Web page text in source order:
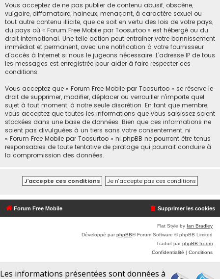
Vous acceptez de ne pas publier de contenu abusif, obscène,
vulgaire, diffamatoire, haineux, menaçant, à caractère sexuel ou
tout autre contenu illicite, que ce soit en vertu des lois de votre pays,
du pays où « Forum Free Mobile par Toosurtoo » est hébergé ou du
droit international. Une telle action peut entraîner votre bannissement
immédiat et permanent, avec une notification à votre fournisseur
d’accès à Internet si nous le jugeons nécessaire. L’adresse IP de tous
les messages est enregistrée pour aider à faire respecter ces
conditions.
Vous acceptez que « Forum Free Mobile par Toosurtoo » se réserve le
droit de supprimer, modifier, déplacer ou verrouiller n’importe quel
sujet à tout moment, à notre seule discrétion. En tant que membre,
vous acceptez que toutes les informations que vous saisissez soient
stockées dans une base de données. Bien que ces informations ne
soient pas divulguées à un tiers sans votre consentement, ni
« Forum Free Mobile par Toosurtoo » ni phpBB ne pourront être tenus
responsables de toute tentative de piratage qui pourrait conduire à
la compromission des données.
Forum Free Mobile Supprimer les cookies
Flat Style by Ian Bradley
Développé parphpBB® Forum Software © phpBB Limited
Traduit parphpBB-fr.com
Confidentialité | Conditions
Les informations présentées sont données à